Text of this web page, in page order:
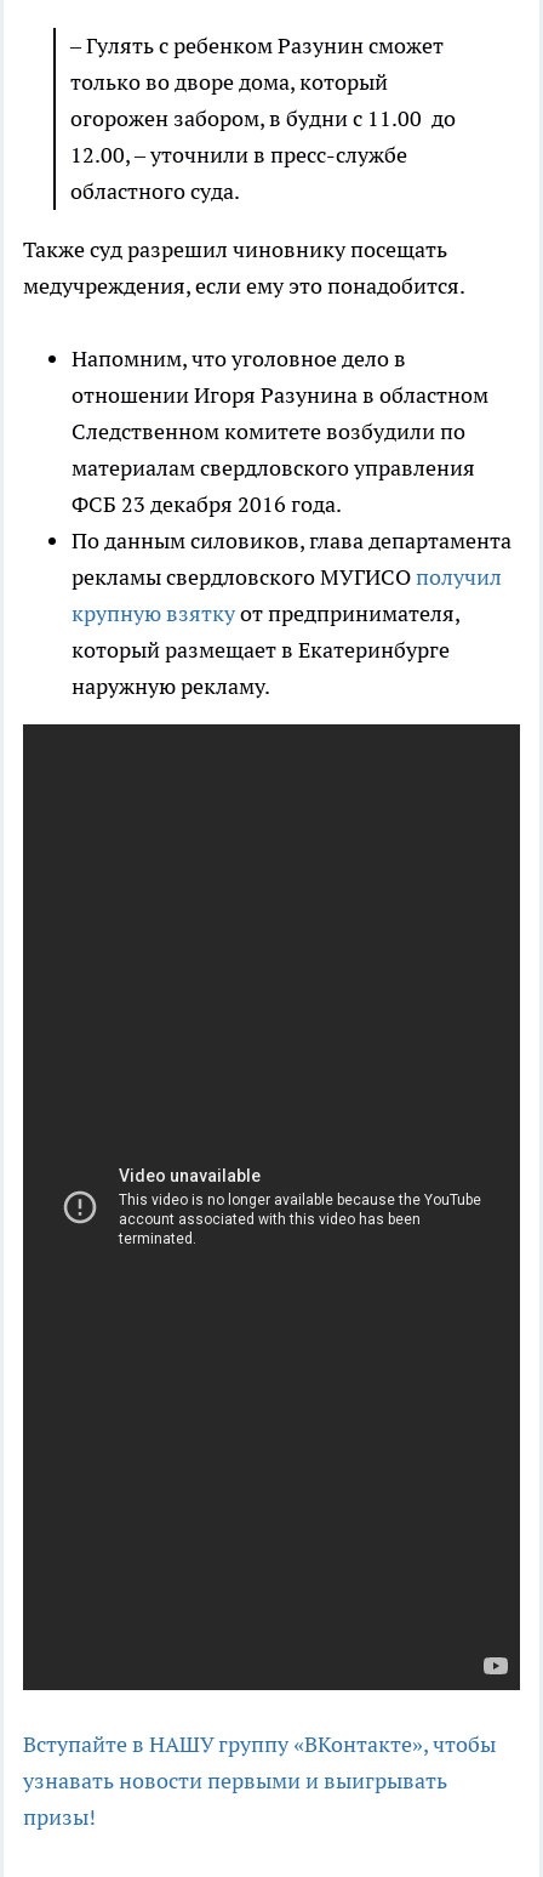
– Гулять с ребенком Разунин сможет
только во дворе дома, который
огорожен забором, в будни с 11.00 до
12.00, – уточнили в пресс-службе
областного суда.
Также суд разрешил чиновнику посещать
медучреждения, если ему это понадобится.
Напомним, что уголовное дело в
отношении Игоря Разунина в областном
Следственном комитете возбудили по
материалам свердловского управления
ФСБ 23 декабря 2016 года.
По данным силовиков, глава департамента
рекламы свердловского МУГИСОполучил
крупную взяткуот предпринимателя,
который размещает в Екатеринбурге
наружную рекламу.
Вступайте в НАШУ группу «ВКонтакте», чтобы
узнавать новости первыми и выигрывать
призы!